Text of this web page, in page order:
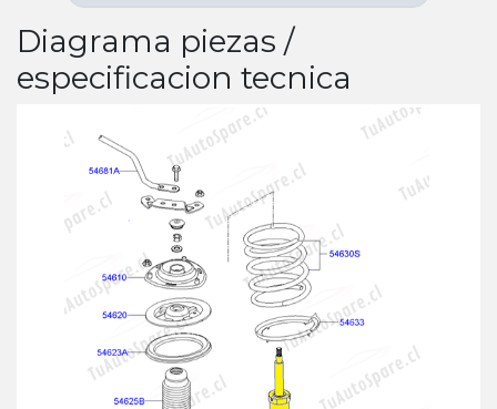
Diagrama piezas /
especificacion tecnica